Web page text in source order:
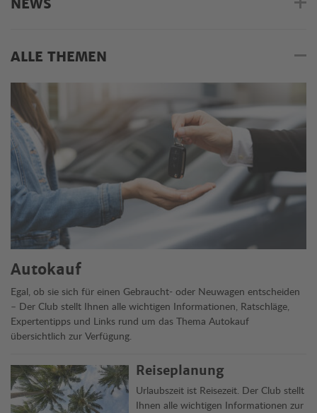
NEWS
ALLE THEMEN
Alle Themen
Autokauf
Egal, ob sie sich für einen Gebraucht- oder Neuwagen entscheiden
– Der Club stellt Ihnen alle wichtigen Informationen, Ratschläge,
Expertentipps und Links rund um das Thema Autokauf
übersichtlich zur Verfügung.
Reiseplanung
Urlaubszeit ist Reisezeit. Der Club stellt
Ihnen alle wichtigen Informationen zur